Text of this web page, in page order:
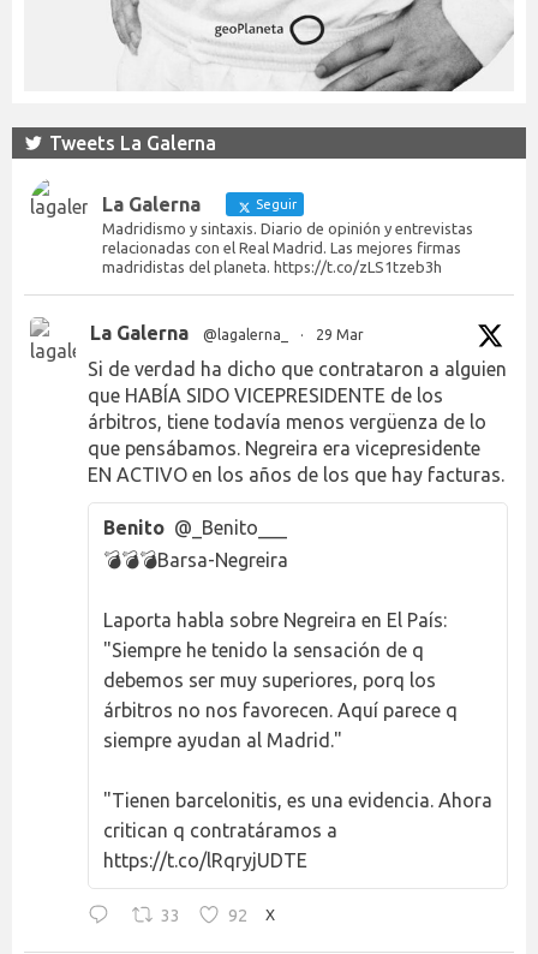
Tweets La Galerna
La Galerna Seguir
Madridismo y sintaxis. Diario de opinión y entrevistas
relacionadas con el Real Madrid. Las mejores firmas
madridistas del planeta. https://t.co/zLS1tzeb3h
La Galerna @lagalerna_ · 29 Mar
Si de verdad ha dicho que contrataron a alguien
que HABÍA SIDO VICEPRESIDENTE de los
árbitros, tiene todavía menos vergüenza de lo
que pensábamos. Negreira era vicepresidente
EN ACTIVO en los años de los que hay facturas.
Benito @_Benito___
💣💣💣Barsa-Negreira
Laporta habla sobre Negreira en El País:
"Siempre he tenido la sensación de q
debemos ser muy superiores, porq los
árbitros no nos favorecen. Aquí parece q
siempre ayudan al Madrid."
"Tienen barcelonitis, es una evidencia. Ahora
critican q contratáramos a
https://t.co/lRqryjUDTE
33 92 X